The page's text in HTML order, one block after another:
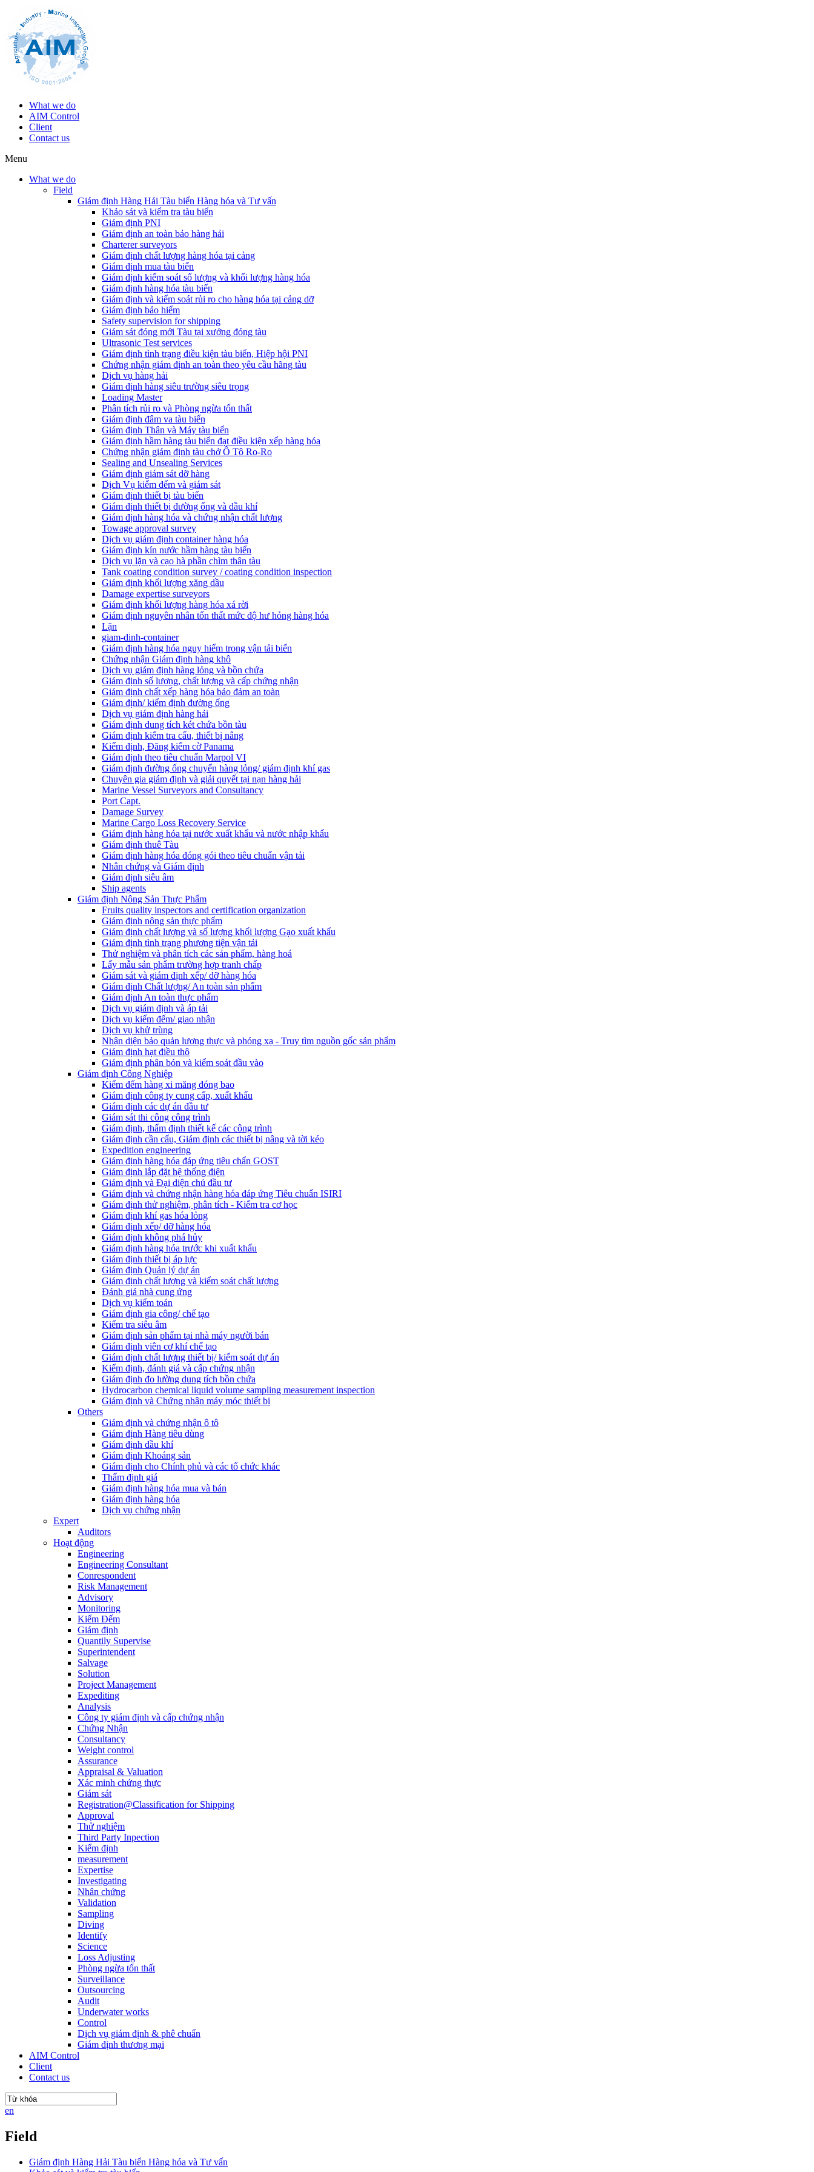
What we do
AIM Control
Client
Contact us
Menu
What we do
Field
Giám định Hàng Hải Tàu biển Hàng hóa và Tư vấn
Khảo sát và kiểm tra tàu biển
Giám định PNI
Giám định an toàn bảo hàng hải
Charterer surveyors
Giám định chất lượng hàng hóa tại cảng
​Giám định mua tàu biển
Giám định kiểm soát số lượng và khối lượng hàng hóa
Giám định hàng hóa tàu biển
Giám định và kiểm soát rủi ro cho hàng hóa tại cảng dỡ
Giám định bảo hiểm
Safety supervision for shipping
Giám sát đóng mới Tàu tại xưởng đóng tàu
Ultrasonic Test services
Giám định tình trạng điều kiện tàu biển, Hiệp hội PNI
Chứng nhận giám định an toàn theo yêu cầu hãng tàu
Dịch vụ hàng hải
Giám định hàng siêu trường siêu trọng
Loading Master
Phân tích rủi ro và Phòng ngừa tổn thất
​Giám định đâm va tàu biển
Giám định Thân và Máy tàu biển
​Giám định hầm hàng tàu biển đạt điều kiện xếp hàng hóa
Chứng nhận giám định tàu chở Ô Tô Ro-Ro
Sealing and Unsealing Services
Giám định giám sát dỡ hàng
Dịch Vụ kiểm đếm và giám sát
Giám định thiết bị tàu biển
Giám định thiết bị đường ống và dầu khí
Giám định hàng hóa và chứng nhận chất lượng
Towage approval survey
Dịch vụ giám định container hàng hóa
Giám định kín nước hầm hàng tàu biển
Dịch vụ lặn và cạo hà phần chìm thân tàu
Tank coating condition survey / coating condition inspection
Giám định khối lượng xăng dầu
Damage expertise surveyors
Giám định khối lượng hàng hóa xá rời
Giám định nguyên nhân tổn thất mức độ hư hỏng hàng hóa
Lặn
giam-dinh-container
Giám định hàng hóa nguy hiểm trong vận tải biển
Chứng nhận Giám định hàng khô
Dịch vụ giám định hàng lỏng và bồn chứa
Giám định số lượng, chất lượng và cấp chứng nhận
Giám định chất xếp hàng hóa bảo đảm an toàn
Giám định/ kiểm định đường ống
Dịch vụ giám định hàng hải
Giám định dung tích két chứa bồn tàu
Giám định kiểm tra cẩu, thiết bị nâng
Kiểm định, Đăng kiểm cờ Panama
Giám định theo tiêu chuẩn Marpol VI
Giám định đường ống chuyển hàng lỏng/ giám định khí gas
Chuyên gia giám định và giải quyết tại nạn hàng hải
Marine Vessel Surveyors and Consultancy
Port Capt.
Damage Survey
Marine Cargo Loss Recovery Service
Giám định hàng hóa tại nước xuất khẩu và nước nhập khẩu
Giám định thuê Tàu
Giám định hàng hóa đóng gói theo tiêu chuẩn vận tải
Nhân chứng và Giám định
Giám định siêu âm
Ship agents
Giám định Nông Sản Thực Phẩm
Fruits quality inspectors and certification organization
Giám định nông sản thực phẩm
Giám định chất lượng và số lượng khối lượng Gạo xuất khẩu
Giám định tình trạng phương tiện vận tải
Thử nghiệm và phân tích các sản phẩm, hàng hoá
Lấy mẫu sản phẩm trường hợp tranh chấp
Giám sát và giám định xếp/ dỡ hàng hóa
Giám định Chất lượng/ An toàn sản phẩm
Giám định An toàn thực phẩm
Dịch vụ giám định và áp tải
Dịch vụ kiểm đếm/ giao nhận
Dịch vụ khử trùng
Nhận diện bảo quản lương thực và phóng xạ - Truy tìm nguồn gốc sản phẩm
Giám định hạt điều thô
Giám định phân bón và kiểm soát đầu vào
Giám định Công Nghiệp
Kiểm đếm hàng xi măng đóng bao
Giám định công ty cung cấp, xuất khẩu
Giám định các dự án đầu tư
Giám sát thi công công trình
Giám định, thẩm định thiết kế các công trình
Giám định cần cẩu, Giám định các thiết bị nâng và tời kéo
Expedition engineering
Giám định hàng hóa đáp ứng tiêu chẩn GOST
Giám định lắp đặt hệ thống điện
Giám định và Đại diện chủ đầu tư
Giám định và chứng nhận hàng hóa đáp ứng Tiêu chuẩn ISIRI
Giám định thử nghiệm, phân tích - Kiểm tra cơ học
Giám định khí gas hóa lỏng
Giám định xếp/ dỡ hàng hóa
Giám định không phá hủy
Giám định hàng hóa trước khi xuất khẩu
Giám định thiết bị áp lực
Giám định Quản lý dự án
Giám định chất lượng và kiểm soát chất lượng
Đánh giá nhà cung ứng
Dịch vụ kiểm toán
Giám định gia công/ chế tạo
Kiểm tra siêu âm
Giám định sản phẩm tại nhà máy người bán
Giám định viên cơ khí chế tạo
Giám định chất lượng thiết bị/ kiểm soát dự án
Kiểm định, đánh giá và cấp chứng nhận
Giám định đo lường dung tích bồn chứa
Hydrocarbon chemical liquid volume sampling measurement inspection
Giám định và Chứng nhận máy móc thiết bị
Others
Giám định và chứng nhận ô tô
Giám định Hàng tiêu dùng
Giám định dầu khí
Giám định Khoáng sản
Giám định cho Chính phủ và các tổ chức khác
Thẩm định giá
Giám định hàng hóa mua và bán
Giám định hàng hóa
Dịch vụ chứng nhận
Expert
Auditors
Hoạt động
Engineering
Engineering Consultant
Conrespondent
Risk Management
Advisory
Monitoring
Kiểm Đếm
Giám định
Quantily Supervise
Superintendent
Salvage
Solution
Project Management
Expediting
Analysis
Công ty giám định và cấp chứng nhận
Chứng Nhận
Consultancy
Weight control
Assurance
Appraisal & Valuation
Xác minh chứng thực
Giám sát
Registration@Classification for Shipping
Approval
Thử nghiệm
Third Party Inpection
Kiểm định
measurement
Expertise
Investigating
Nhân chứng
Validation
Sampling
Diving
Identify
Science
Loss Adjusting
Phòng ngừa tổn thất
Surveillance
Outsourcing
Audit
Underwater works
Control
Dịch vụ giám định & phê chuẩn
Giám định thương mại
AIM Control
Client
Contact us
en
Field
Giám định Hàng Hải Tàu biển Hàng hóa và Tư vấn